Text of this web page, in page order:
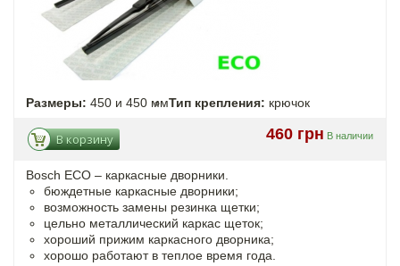
Размеры: 450 и 450 ммТип крепления: крючок
460 грн В наличии
В корзину
Bosch ECO – каркасные дворники.
бюждетные каркасные дворники;
возможность замены резинка щетки;
цельно металлический каркас щеток;
хороший прижим каркасного дворника;
хорошо работают в теплое время года.